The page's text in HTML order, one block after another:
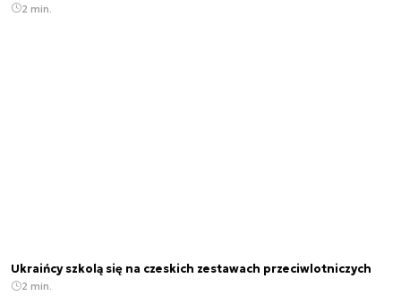
2 min.
Ukraińcy szkolą się na czeskich zestawach przeciwlotniczych
2 min.